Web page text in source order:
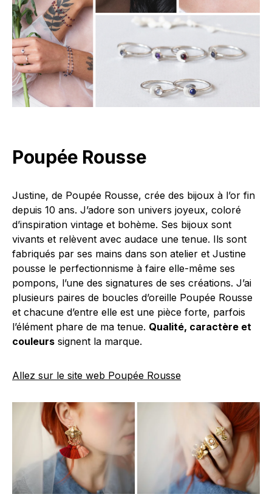
Poupée Rousse
Justine, de Poupée Rousse, crée des bijoux à l’or fin
depuis 10 ans. J’adore son univers joyeux, coloré
d’inspiration vintage et bohème. Ses bijoux sont
vivants et relèvent avec audace une tenue. Ils sont
fabriqués par ses mains dans son atelier et Justine
pousse le perfectionnisme à faire elle-même ses
pompons, l’une des signatures de ses créations. J’ai
plusieurs paires de boucles d’oreille Poupée Rousse
et chacune d’entre elle est une pièce forte, parfois
l’élément phare de ma tenue. Qualité, caractère et
couleurs signent la marque.
Allez sur le site web Poupée Rousse